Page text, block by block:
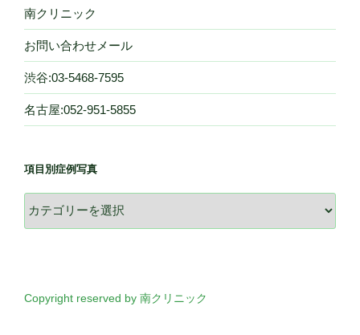
南クリニック
お問い合わせメール
渋谷:03-5468-7595
名古屋:052-951-5855
項目別症例写真
写
Copyright reserved by 南クリニック